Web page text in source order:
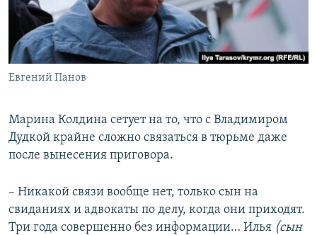
Евгений Панов
Марина Колдина сетует на то, что с Владимиром
Дудкой крайне сложно связаться в тюрьме даже
после вынесения приговора.
– Никакой связи вообще нет, только сын на
свиданиях и адвокаты по делу, когда они приходят.
Три года совершенно без информации… Илья (сын